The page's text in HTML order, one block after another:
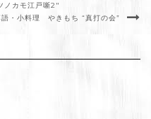
ノカモ江戸噺2″
・小料理 やきもち “真打の会”